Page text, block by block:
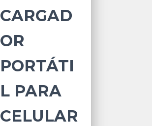
CARGAD
OR
PORTÁTI
L PARA
CELULAR